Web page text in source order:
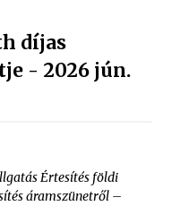
díjas
- 2026 jún.
Értesítés földi
áramszünetről –